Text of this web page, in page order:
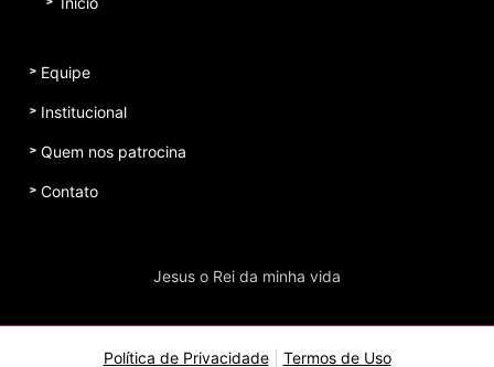
Equipe
Institucional
Quem nos patrocina
Contato
Jesus o Rei da minha vida
Política de Privacidade| Termos de Uso